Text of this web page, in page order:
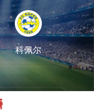
科佩尔